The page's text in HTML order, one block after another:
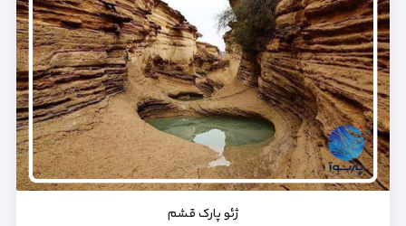
ژئو پارک قشم